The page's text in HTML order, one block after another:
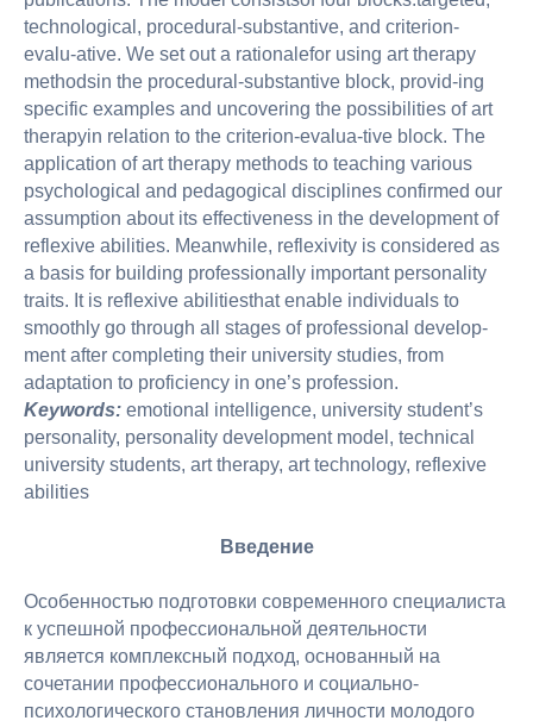
technological, procedural-substantive, and criterion-
evalu-ative. We set out a rationalefor using art therapy
methodsin the procedural-substantive block, provid-ing
specific examples and uncovering the possibilities of art
therapyin relation to the criterion-evalua-tive block. The
application of art therapy methods to teaching various
psychological and pedagogical disciplines confirmed our
assumption about its effectiveness in the development of
reflexive abilities. Meanwhile, reflexivity is considered as
a basis for building professionally important personality
traits. It is reflexive abilitiesthat enable individuals to
smoothly go through all stages of professional develop-
ment after completing their university studies, from
adaptation to proficiency in one’s profession.
Keywords: emotional intelligence, university student’s
personality, personality development model, technical
university students, art therapy, art technology, reflexive
abilities
Введение
Особенностью подготовки современного специалиста
к успешной профессиональной деятельности
является комплексный подход, основанный на
сочетании профессионального и социально-
психологического становления личности молодого